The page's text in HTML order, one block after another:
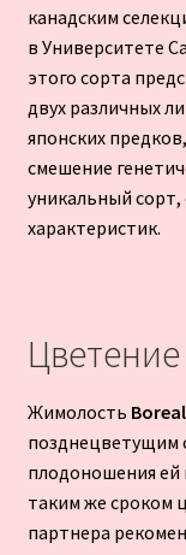
канадским
в Университете
этого сорта
двух различных
японских
смешение
уникальный
характеристик.
Жимолость
позднецветущим
плодоношения
таким же сроком
партнера